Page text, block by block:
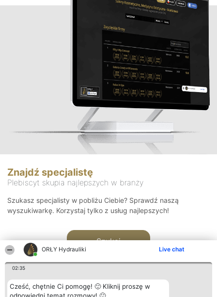
ORŁY Hydrauliki Live chat
02:35
Cześć, chętnie Ci pomogę! 🙂 Kliknij proszę w
Znajdź specjalistę
Plebiscyt skupia najlepszych w branży
Szukasz specjalisty w pobliżu Ciebie? Sprawdź naszą
wyszukiwarkę. Korzystaj tylko z usług najlepszych!
Szukaj